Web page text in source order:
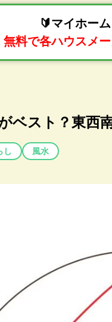
🔰マイホー
無料で各ハウスメ
ベスト？東西
し 風水